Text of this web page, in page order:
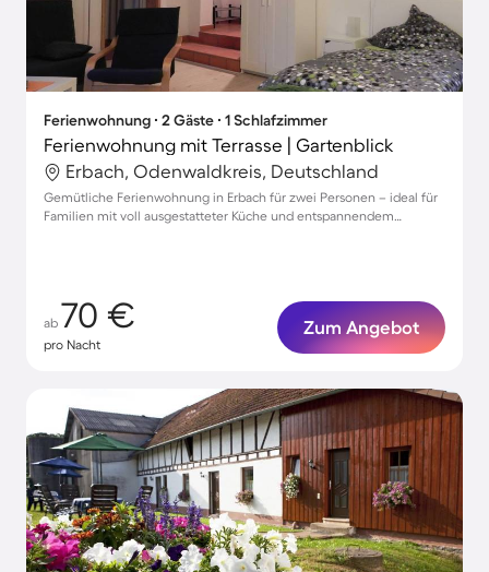
Ferienwohnung ∙ 2 Gäste ∙ 1 Schlafzimmer
Ferienwohnung mit Terrasse | Gartenblick
Erbach, Odenwaldkreis, Deutschland
Gemütliche Ferienwohnung in Erbach für zwei Personen – ideal für
Familien mit voll ausgestatteter Küche und entspannendem
ab 70 €
pro Nacht
Zum Angebot